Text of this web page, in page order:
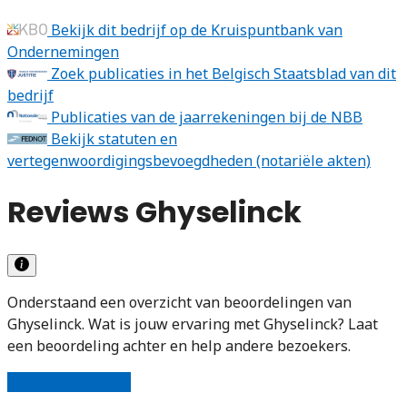
Bekijk dit bedrijf op de Kruispuntbank van
Ondernemingen
Zoek publicaties in het Belgisch Staatsblad van dit
bedrijf
Publicaties van de jaarrekeningen bij de NBB
Bekijk statuten en
vertegenwoordigingsbevoegdheden (notariële akten)
Reviews Ghyselinck
Onderstaand een overzicht van beoordelingen van
Ghyselinck. Wat is jouw ervaring met Ghyselinck? Laat
een beoordeling achter en help andere bezoekers.